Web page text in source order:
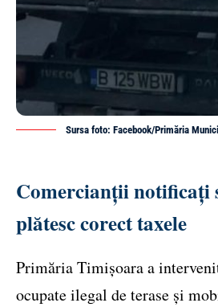
Sursa foto: Facebook/Primăria
Comercianții notificați
plătesc corect taxele
Primăria Timișoara a
ocupate ilegal de terase și